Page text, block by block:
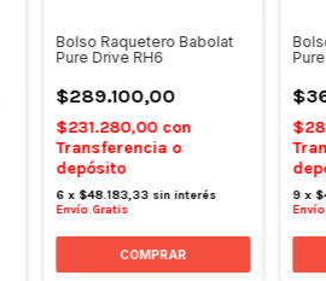
Bolso Raquetero Babolat
Pure Drive RH6
$289.100,00
$231.280,00 con
Transferencia o
depósito
6 x$48.183,33 sin interés
Envío Gratis
9 x